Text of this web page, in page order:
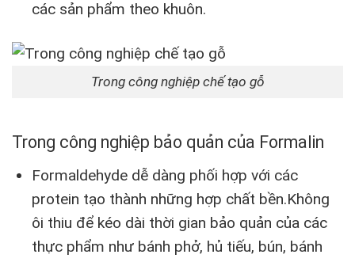
các sản phẩm theo khuôn.
Trong công nghiệp chế tạo gỗ
Trong công nghiệp bảo quản của Formalin
Formaldehyde dễ dàng phối hợp với các
protein tạo thành những hợp chất bền.Không
ôi thiu để kéo dài thời gian bảo quản của các
thực phẩm như bánh phở, hủ tiếu, bún, bánh